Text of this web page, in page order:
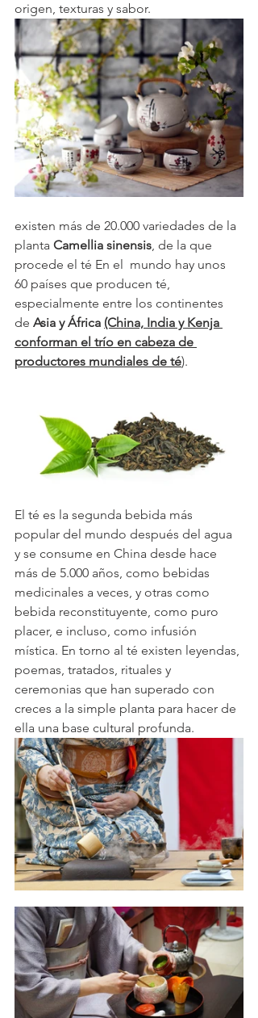
origen, texturas y sabor.
existen más de 20.000 variedades de la
planta Camellia sinensis, de la que
procede el té En el  mundo hay unos
60 países que producen té,
especialmente entre los continentes
de Asia y África (China, India y Kenja
conforman el trío en cabeza de
productores mundiales de té).
El té es la segunda bebida más
popular del mundo después del agua
y se consume en China desde hace
más de 5.000 años, como bebidas
medicinales a veces, y otras como
bebida reconstituyente, como puro
placer, e incluso, como infusión
mística. En torno al té existen leyendas,
poemas, tratados, rituales y
ceremonias que han superado con
creces a la simple planta para hacer de
ella una base cultural profunda.